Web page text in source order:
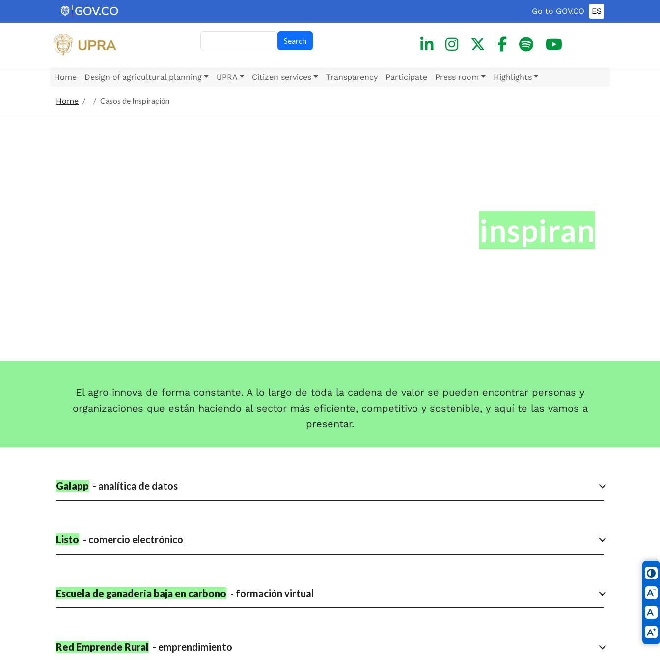
Skip to main content
Go to GOV.CO ES
Search
Home Design of agricultural planning UPRA Citizen services Transparency Participate Press room Highlights
Home Casos de Inspiración
inspiran
El agro innova de forma constante. A lo largo de toda la cadena de valor se pueden encontrar personas y
organizaciones que están haciendo al sector más eficiente, competitivo y sostenible, y aquí te las vamos a
presentar.
Galapp - analítica de datos
Listo - comercio electrónico
Escuela de ganadería baja en carbono - formación virtual
Red Emprende Rural - emprendimiento